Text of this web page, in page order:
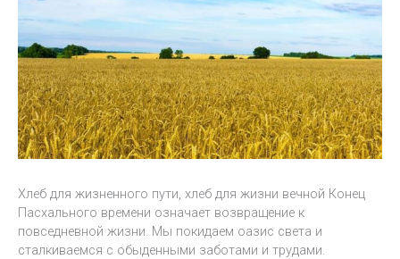
Хлеб для жизненного пути, хлеб для жизни вечной Конец
Пасхального времени означает возвращение к
повседневной жизни. Мы покидаем оазис света и
сталкиваемся с обыденными заботами и трудами.